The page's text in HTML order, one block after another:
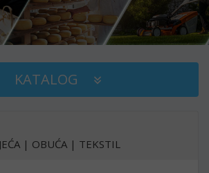
KATALOG
| OBUĆA | TEKSTIL